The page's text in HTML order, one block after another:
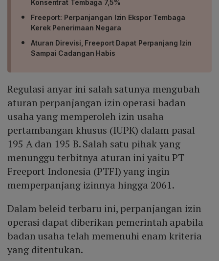
Konsentrat Tembaga 7,5%
Freeport: Perpanjangan Izin Ekspor Tembaga
Kerek Penerimaan Negara
Aturan Direvisi, Freeport Dapat Perpanjang Izin
Sampai Cadangan Habis
Regulasi anyar ini salah satunya mengubah
aturan perpanjangan izin operasi badan
usaha yang memperoleh izin usaha
pertambangan khusus (IUPK) dalam pasal
195 A dan 195 B. Salah satu pihak yang
menunggu terbitnya aturan ini yaitu PT
Freeport Indonesia (PTFI) yang ingin
memperpanjang izinnya hingga 2061.
Dalam beleid terbaru ini, perpanjangan izin
operasi dapat diberikan pemerintah apabila
badan usaha telah memenuhi enam kriteria
yang ditentukan.